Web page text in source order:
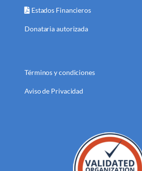
Estados Financieros
Donataria autorizada
Términos y condiciones
Aviso de Privacidad